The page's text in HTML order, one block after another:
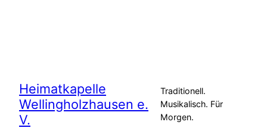
Heimatkapelle
Wellingholzhausen e.
V.
Traditionell.
Musikalisch. Für
Morgen.